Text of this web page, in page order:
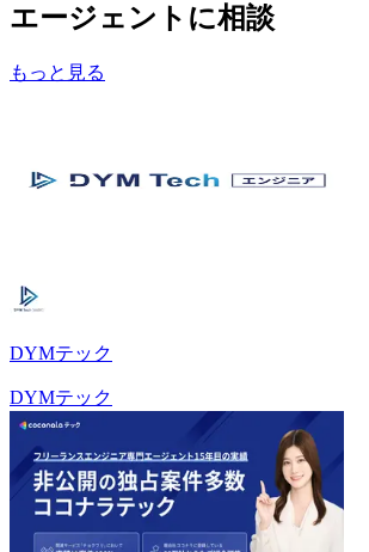
エージェントに相談
もっと見る
DYMテック
DYMテック